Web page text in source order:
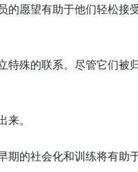
的愿望有助于他们轻松接
特殊的联系。尽管它们被
。
期的社会化和训练将有助